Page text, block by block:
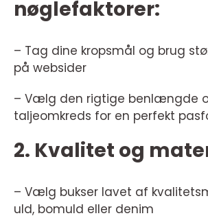
nøglefaktorer:
– Tag dine kropsmål og brug
på websider
– Vælg den rigtige benlængde
taljeomkreds for en perfekt
2. Kvalitet og
– Vælg bukser lavet af
uld, bomuld eller denim